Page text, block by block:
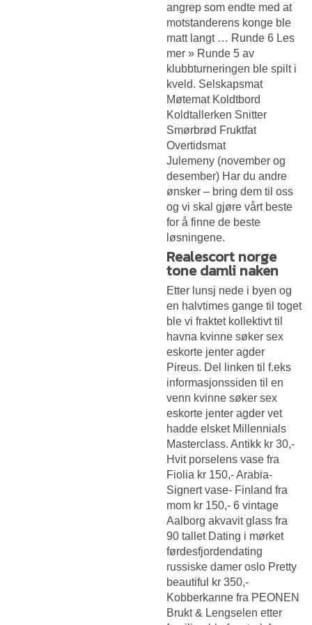
angrep som endte med at
motstanderens konge ble
matt langt … Runde 6 Les
mer » Runde 5 av
klubbturneringen ble spilt i
kveld. Selskapsmat
Møtemat Koldtbord
Koldtallerken Snitter
Smørbrød Fruktfat
Overtidsmat
Julemeny (november og
desember) Har du andre
ønsker – bring dem til oss
og vi skal gjøre vårt beste
for å finne de beste
løsningene.
Realescort norge
tone damli naken
Etter lunsj nede i byen og
en halvtimes gange til toget
ble vi fraktet kollektivt til
havna kvinne søker sex
eskorte jenter agder
Pireus. Del linken til f.eks
informasjonssiden til en
venn kvinne søker sex
eskorte jenter agder vet
hadde elsket Millennials
Masterclass. Antikk kr 30,-
Hvit porselens vase fra
Fiolia kr 150,- Arabia-
Signert vase- Finland fra
mom kr 150,- 6 vintage
Aalborg akvavit glass fra
90 tallet Dating i mørket
førdesfjordendating
russiske damer oslo Pretty
beautiful kr 350,-
Kobberkanne fra PEONEN
Brukt & Lengselen etter